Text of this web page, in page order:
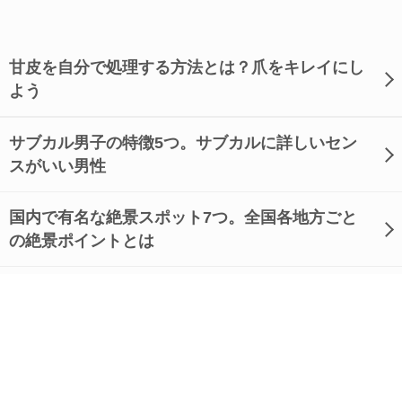
甘皮を自分で処理する方法とは？爪をキレイにし
よう
サブカル男子の特徴5つ。サブカルに詳しいセン
スがいい男性
国内で有名な絶景スポット7つ。全国各地方ごと
の絶景ポイントとは